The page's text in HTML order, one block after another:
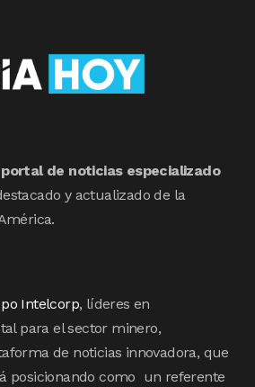
de noticias especializado
y actualizado de la
Intelcorp, líderes en
para el sector minero,
de noticias innovadora, que
posicionando como un referente